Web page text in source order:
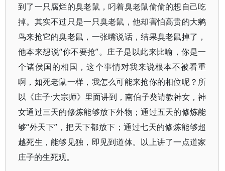
到了一只腐烂的臭老鼠，叼着臭老鼠偷偷的想自己吃
掉。其实不过只是一只臭老鼠，他却害怕高贵的大鹓
鸟来抢它的臭老鼠，一张嘴说话，结果臭老鼠掉了，
他本来想说“你不要抢”。庄子是以此来比喻，你是一
个诸侯国的相国，这个事情对我来说根本不被看重
啊，如死老鼠一样，我怎么可能来抢你的相位呢？所
以《庄子·大宗师》里面讲到，南伯子葵请教神女，神
女通过三天的修炼能够放下外物；通过五天的修炼能
够“外天下”，把天下都放下；通过七天的修炼能够超
越死生，能够见独，即见到道体。以上讲了一点道家
庄子的生死观。